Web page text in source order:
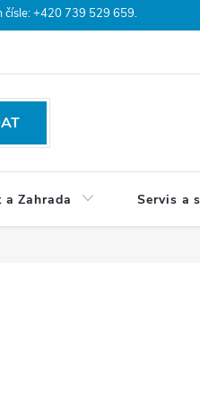
čísle: +420 739 529 659.
a Zahrada Servis a